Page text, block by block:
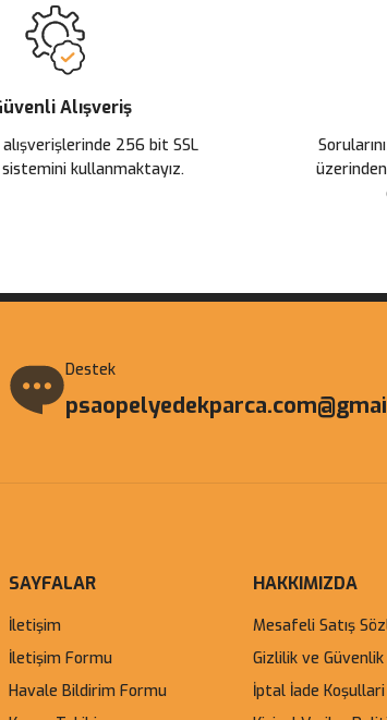
Alışveriş
256 bit SSL
kullanmaktayız.
Destek
SAYFALAR
İletişim
İletişim Formu
Havale Bildirim Formu
HAKKIMIZDA
Mesafeli Satış
Gizlilik ve Güvenlik
İptal İade Koşullari